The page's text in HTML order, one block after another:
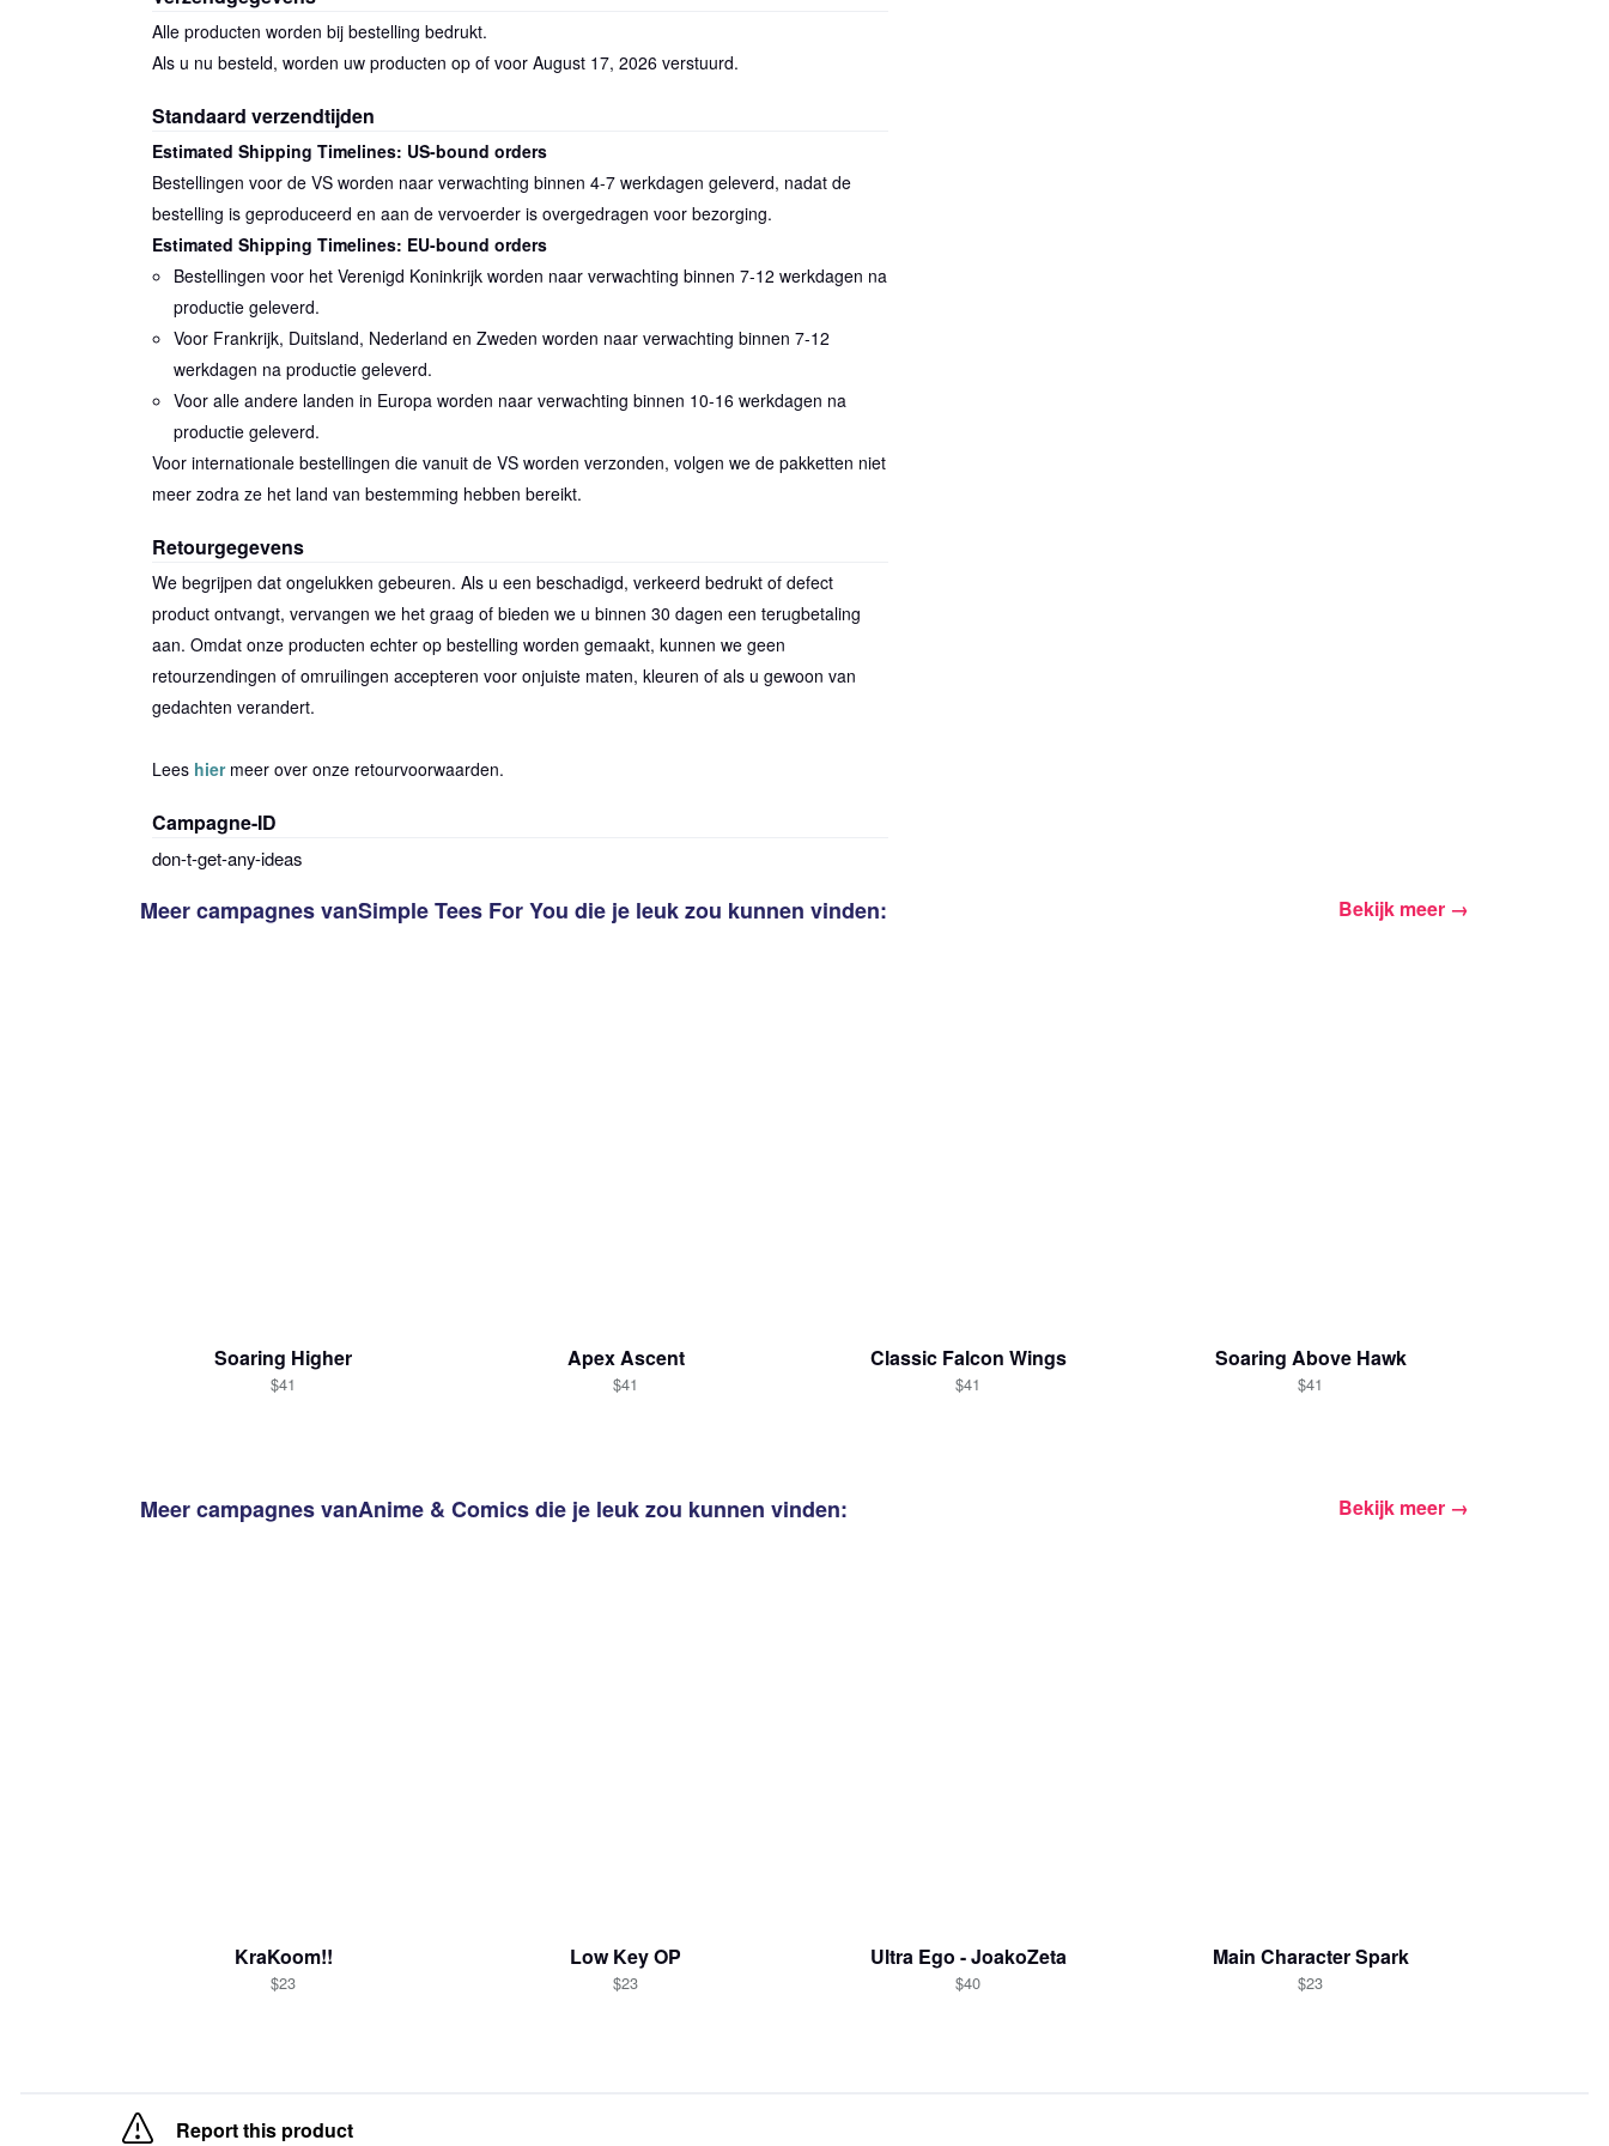
Alle producten worden bij bestelling bedrukt.
Als u nu besteld, worden uw producten op of voor August 17, 2026verstuurd.
Standaard verzendtijden
Estimated Shipping Timelines: US-bound orders
Bestellingen voor de VS worden naar verwachting binnen 4-7 werkdagen geleverd, nadat de
bestelling is geproduceerd en aan de vervoerder is overgedragen voor bezorging.
Estimated Shipping Timelines: EU-bound orders
Bestellingen voor het Verenigd Koninkrijk worden naar verwachting binnen 7-12 werkdagen na
productie geleverd.
Voor Frankrijk, Duitsland, Nederland en Zweden worden naar verwachting binnen 7-12
werkdagen na productie geleverd.
Voor alle andere landen in Europa worden naar verwachting binnen 10-16 werkdagen na
productie geleverd.
Voor internationale bestellingen die vanuit de VS worden verzonden, volgen we de pakketten niet
meer zodra ze het land van bestemming hebben bereikt.
Retourgegevens
We begrijpen dat ongelukken gebeuren. Als u een beschadigd, verkeerd bedrukt of defect
product ontvangt, vervangen we het graag of bieden we u binnen 30 dagen een terugbetaling
aan. Omdat onze producten echter op bestelling worden gemaakt, kunnen we geen
retourzendingen of omruilingen accepteren voor onjuiste maten, kleuren of als u gewoon van
gedachten verandert.
Lees hiermeer over onze retourvoorwaarden.
Campagne-ID
don-t-get-any-ideas
Meer campagnes vanSimple Tees For You die je leuk zou kunnen vinden: Bekijk meer
Soaring Higher
$41
Apex Ascent
$41
Classic Falcon Wings
$41
Soaring Above Hawk
$41
Meer campagnes vanAnime & Comicsdie je leuk zou kunnen vinden: Bekijk meer
KraKoom!!
$23
Low Key OP
$23
Ultra Ego - JoakoZeta
$40
Main Character Spark
$23
Report this product
1item aanwinkelwagen toegevoegd